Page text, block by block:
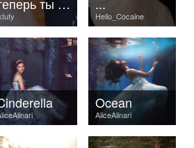
Hello_Cocaine
AliceAlinari
Ocean